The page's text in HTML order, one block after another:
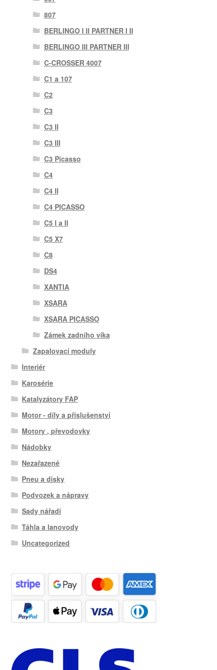
807
BERLINGO I II PARTNER I II
BERLINGO III PARTNER III
C-CROSSER 4007
C1 a 107
C2
C3
C3 II
C3 III
C3 Picasso
C4
C4 II
C4 PICASSO
C5 I a II
C5 X7
C8
DS4
XANTIA
XSARA
XSARA PICASSO
Zámek zadního víka
Zapalovací moduly
Interiér
Karosérie
Katalyzátory FAP
Motor - díly a příslušenství
Motory , převodovky
Nádobky
Nezařazené
Pneu a disky
Podvozek a nápravy
Sady nářadí
Táhla a lanovody
Uncategorized